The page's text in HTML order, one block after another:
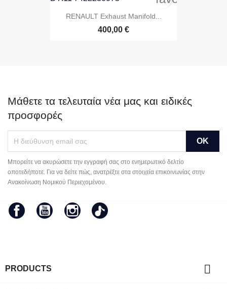
RENAULT Exhaust Manifold...
400,00 €
Μάθετε τα τελευταία νέα μας και ειδικές
προσφορές
Μπορείτε να ακυρώσετε την εγγραφή σας στο ενημερωτικό δελτίο
οποτεδήποτε. Για να δείτε πώς, ανατρέξτε στα στοιχεία επικοινωνίας στην
Ανακοίνωση Νομικού Περιεχομένου.
FacebookYouTubeInstagram
PRODUCTS 